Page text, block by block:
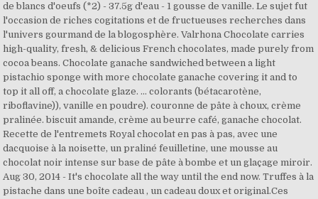
de blancs d'oeufs (*2) - 37.5g d'eau - 1 gousse de vanille. Le sujet fut
l'occasion de riches cogitations et de fructueuses recherches dans
l'univers gourmand de la blogosphère. Valrhona Chocolate carries
high-quality, fresh, & delicious French chocolates, made purely from
cocoa beans. Chocolate ganache sandwiched between a light
pistachio sponge with more chocolate ganache covering it and to
top it all off, a chocolate glaze. ... colorants (bétacarotène,
riboflavine)), vanille en poudre). couronne de pâte à choux, crème
pralinée. biscuit amande, crème au beurre café, ganache chocolat.
Recette de l'entremets Royal chocolat en pas à pas, avec une
dacquoise à la noisette, un praliné feuilletine, une mousse au
chocolat noir intense sur base de pâte à bombe et un glaçage miroir.
Aug 30, 2014 - It's chocolate all the way until the end now. Truffes à la
pistache dans une boîte cadeau , un cadeau doux et original.Ces